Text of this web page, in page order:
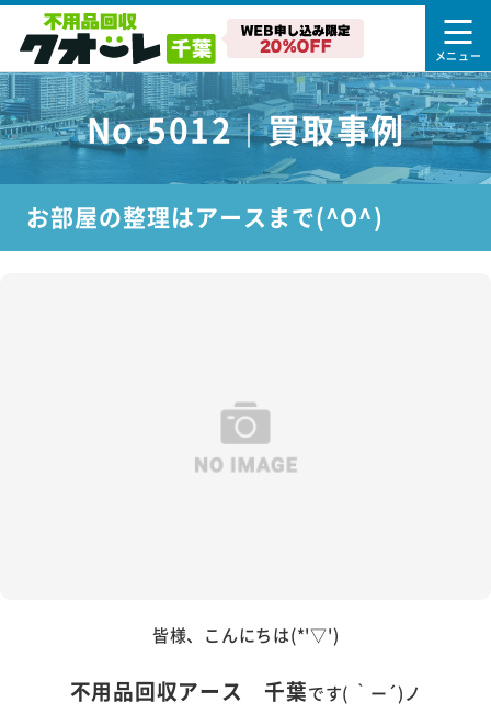
No.5012｜買取事例
お部屋の整理はアースまで(^O^)
皆様、こんにちは(*'▽')
不用品回収アース 千葉です( ｀ー´)ノ